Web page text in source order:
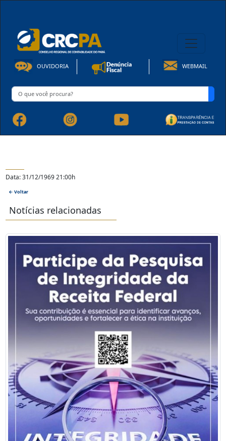
OUVIDORIA WEBMAIL
Data: 31/12/1969 21:00h
← Voltar
Notícias relacionadas